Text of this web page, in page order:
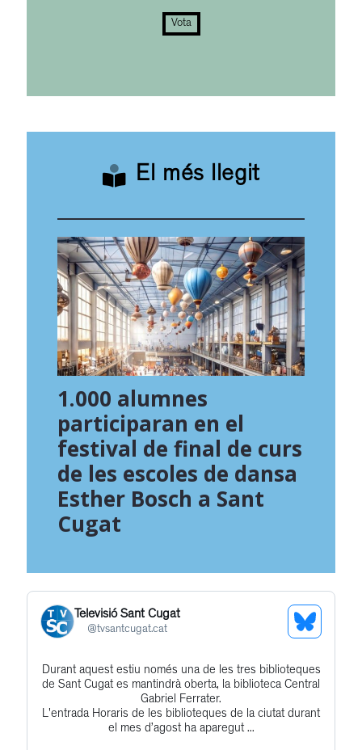
Vota
El més llegit
1.000 alumnes
participaran en el
festival de final de curs
de les escoles de dansa
Esther Bosch a Sant
Cugat
Televisió Sant Cugat
@tvsantcugat.cat
See
Profile
Get
to
this
post
Durant aquest estiu només una de les tres biblioteques
de Sant Cugat es mantindrà oberta, la biblioteca Central
Gabriel Ferrater.
L'entrada Horaris de les biblioteques de la ciutat durant
el mes d’agost ha aparegut ...